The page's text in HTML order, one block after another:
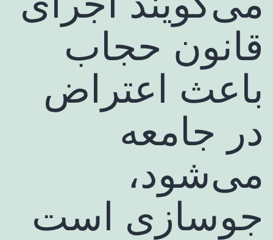
قانون حجاب
باعث اعتراض
در جامعه
می‌شود،
جوسازی است